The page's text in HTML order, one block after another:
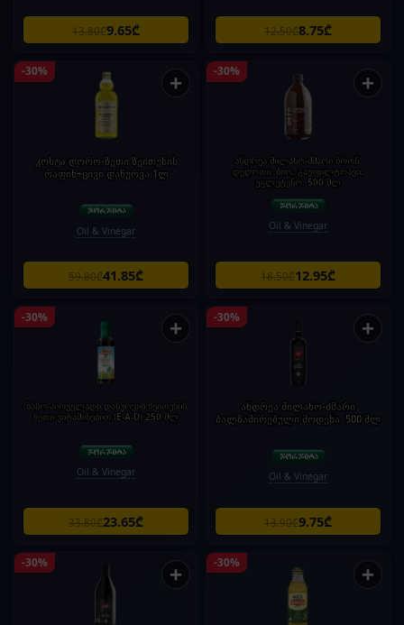
13.80₾9.65₾ 12.50₾8.75₾
-30% +
კოსტა დორო-ზეთი ზეითუნის
რაფინ+ცივი დაწურვა.1ლ
Oil & Vinegar
59.80₾41.85₾
-30% +
ანდრეა მილანო-ძმარი ბროწ.
დედოთი. ბიო, გაუფილტრავი,
უგლუტენო. 500 მლ
Oil & Vinegar
18.50₾12.95₾
-30% +
ბასო-პირველადი დაწურვის ზეითუნის
ზეთი ვიტამინებით (E-A-D) 250 მლ
Oil & Vinegar
33.80₾23.65₾
-30% +
ანდრეა მილანო-ძმარი
ბალზამირებული მოდენა. 500 მლ
Oil & Vinegar
13.90₾9.75₾
-30% + -30% +